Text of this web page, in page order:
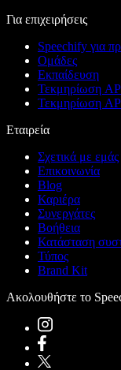
Για επιχειρήσεις
Speechify για
Ομάδες
Εκπαίδευση
Τεκμηρίωση
Τεκμηρίωση
Εταιρεία
Σχετικά με εμάς
Επικοινωνία
Blog
Καριέρα
Συνεργάτες
Βοήθεια
Κατάσταση
Τύπος
Brand Kit
Ακολουθήστε το